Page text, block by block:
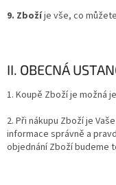
9. Zbožíje vše, co
II. OBECNÁ
1. Koupě Zboží je možná
2. Při nákupu Zboží je
informace správně a
objednání Zboží budeme